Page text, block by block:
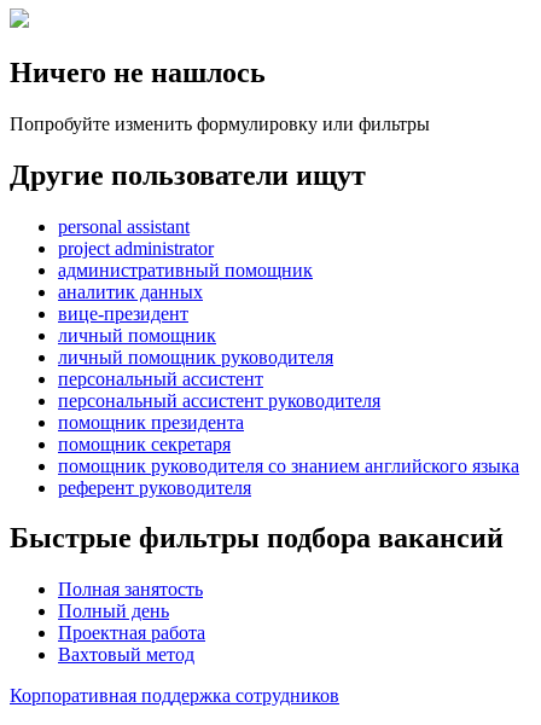
Ничего не нашлось
Попробуйте изменить формулировку или фильтры
Другие пользователи ищут
personal assistant
project administrator
административный помощник
аналитик данных
вице-президент
личный помощник
личный помощник руководителя
персональный ассистент
персональный ассистент руководителя
помощник президента
помощник секретаря
помощник руководителя со знанием английского языка
референт руководителя
Быстрые фильтры подбора вакансий
Полная занятость
Полный день
Проектная работа
Вахтовый метод
Корпоративная поддержка сотрудников